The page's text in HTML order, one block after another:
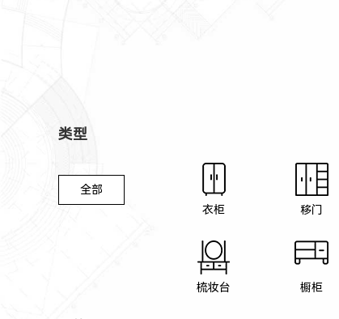
类型
全部
衣柜
移门
梳妆台 橱柜